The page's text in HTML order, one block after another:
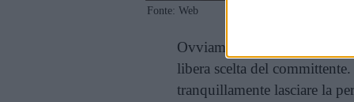
Fonte: Web
Ovviamente non può
libera scelta del
tranquillamente lasciare la